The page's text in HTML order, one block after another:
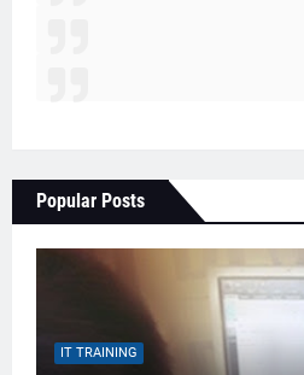
Popular Posts
IT TRAINING